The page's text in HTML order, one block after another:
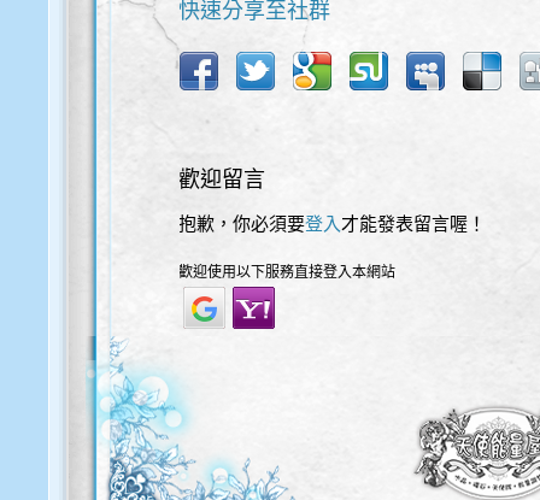
快速分享至社群
歡迎留言
抱歉，你必須要登入 才能發表留言喔！
歡迎使用以下服務直接登入本網站